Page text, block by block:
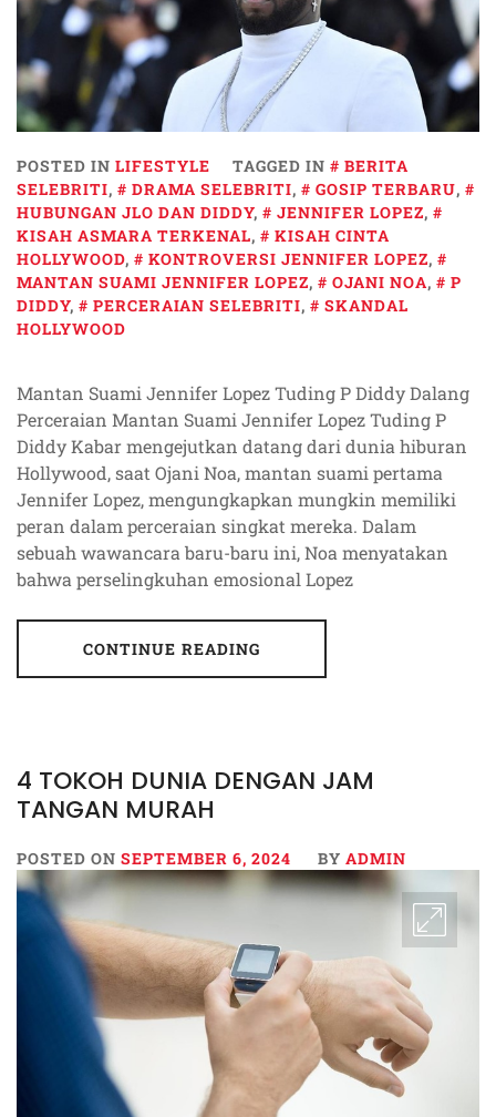
POSTED IN LIFESTYLE TAGGED IN
BERITA
SELEBRITI, DRAMA SELEBRITI, GOSIP TERBARU,
HUBUNGAN JLO DAN DIDDY, JENNIFER LOPEZ,
KISAH ASMARA TERKENAL,
KISAH CINTA
HOLLYWOOD, KONTROVERSI JENNIFER LOPEZ,
MANTAN SUAMI JENNIFER LOPEZ, OJANI NOA,
P
DIDDY, PERCERAIAN SELEBRITI,
SKANDAL
HOLLYWOOD
Mantan Suami Jennifer Lopez Tuding P Diddy Dalang
Perceraian Mantan Suami Jennifer Lopez Tuding P
Diddy Kabar mengejutkan datang dari dunia hiburan
Hollywood, saat Ojani Noa, mantan suami pertama
Jennifer Lopez, mengungkapkan mungkin memiliki
peran dalam perceraian singkat mereka. Dalam
sebuah wawancara baru-baru ini, Noa menyatakan
bahwa perselingkuhan emosional Lopez
CONTINUE READING
4 TOKOH DUNIA DENGAN JAM
TANGAN MURAH
POSTED ON SEPTEMBER 6, 2024 BY ADMIN